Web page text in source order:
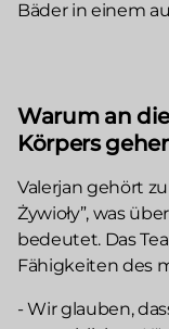
Bäder in einem
Warum an
Körpers
Valerjan gehört
Żywioły”, was
bedeutet. Das
Fähigkeiten des
- Wir glauben,